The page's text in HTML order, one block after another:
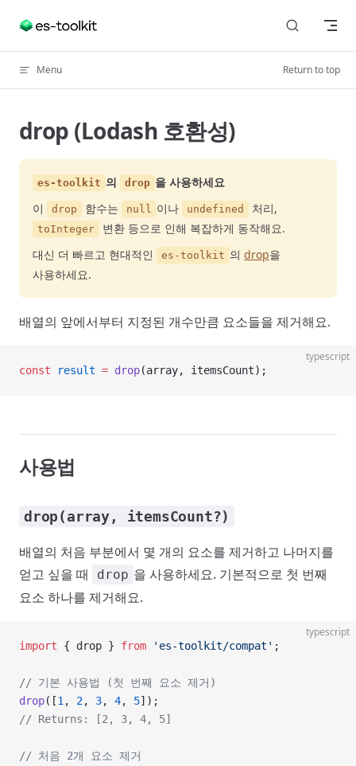
Skip to content
Menu Return to top
drop (Lodash 호환성)
es-toolkit 의 drop 을 사용하세요
이
drop 함수는 null 이나 undefined 처리,
toInteger
변환 등으로 인해 복잡하게 동작해요.
대신 더 빠르고 현대적인
es-toolkit 의 drop을
사용하세요.
배열의 앞에서부터 지정된 개수만큼 요소들을 제거해요.
typescript
const result = drop(array, itemsCount);
사용법
drop(array, itemsCount?)
배열의 처음 부분에서 몇 개의 요소를 제거하고 나머지를
얻고 싶을 때
drop 을 사용하세요. 기본적으로 첫 번째
요소 하나를 제거해요.
typescript
import { drop } from 'es-toolkit/compat' ;
// 기본 사용법 (첫 번째 요소 제거)
drop([1 , 2, 3, 4, 5]);
// Returns: [2, 3, 4, 5]
// 처음 2개 요소 제거